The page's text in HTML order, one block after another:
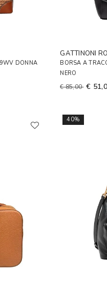
DONNA
GATTINONI
BORSA A
NERO
€ 85,00 €
40%